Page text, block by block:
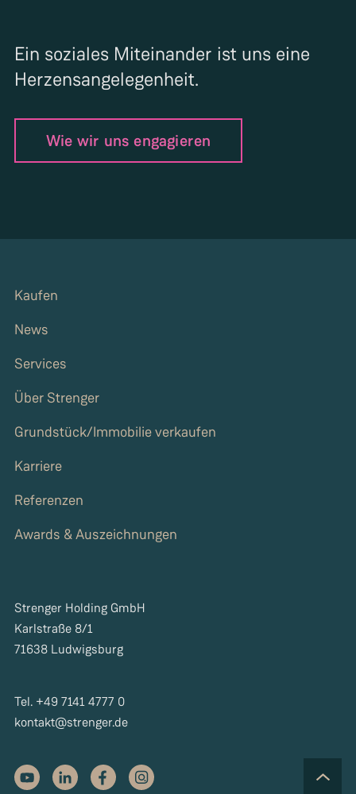
Ein soziales Miteinander ist uns eine
Herzensangelegenheit.
Wie wir uns engagieren
Kaufen
News
Services
Über Strenger
Grundstück/Immobilie verkaufen
Karriere
Referenzen
Awards & Auszeichnungen
Strenger Holding GmbH
Karlstraße 8/1
71638 Ludwigsburg
Tel. +49 7141 4777 0
kontakt@strenger.de